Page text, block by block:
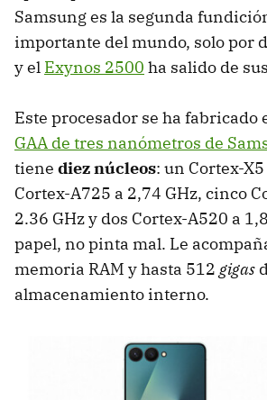
Samsung es la segunda
importante del mundo, solo por
y el Exynos 2500 ha salido de
Este procesador se ha fabricado
GAA de tres nanómetros de
tiene diez núcleos: un Cortex-
Cortex-A725 a 2,74 GHz, cinco
2.36 GHz y dos Cortex-A520 a
papel, no pinta mal. Le
memoria RAM y hasta 512 gigas
almacenamiento interno.